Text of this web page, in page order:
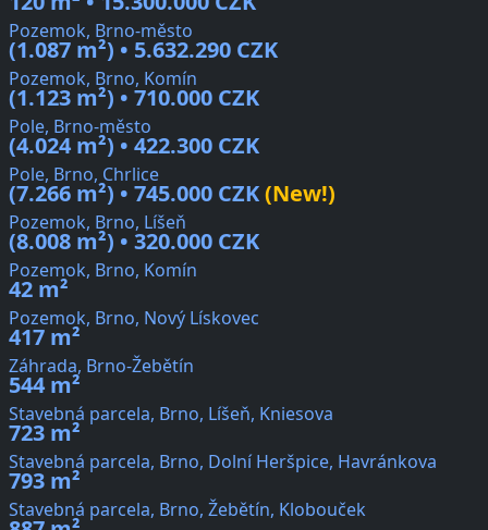
Pozemok, Brno-město
(1.087 m²) • 5.632.290 CZK
Pozemok, Brno, Komín
(1.123 m²) • 710.000 CZK
Pole, Brno-město
(4.024 m²) • 422.300 CZK
Pole, Brno, Chrlice
(7.266 m²) • 745.000 CZK(New!)
Pozemok, Brno, Líšeň
(8.008 m²) • 320.000 CZK
Pozemok, Brno, Komín
42 m²
Pozemok, Brno, Nový Lískovec
417 m²
Záhrada, Brno-Žebětín
544 m²
Stavebná parcela, Brno, Líšeň, Kniesova
723 m²
Stavebná parcela, Brno, Dolní Heršpice, Havránkova
793 m²
Stavebná parcela, Brno, Žebětín, Klobouček